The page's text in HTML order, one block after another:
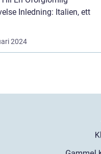
Italien, ett
2024